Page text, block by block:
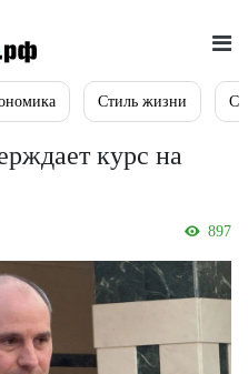
Стиль жизни
курс на
897